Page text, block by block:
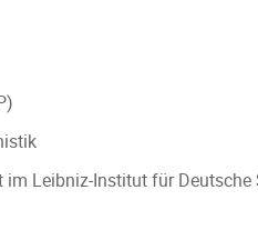
Leibniz-Institut für Deutsche